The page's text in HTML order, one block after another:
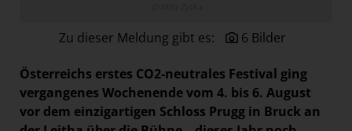
section.d
Swiss Life Select
The Companion
Zu dieser Meldung gibt es: 6 Bilder
Österreichs erstes CO2-neutrales Festival ging
vergangenes Wochenende vom 4. bis 6. August
vor dem einzigartigen Schloss Prugg in Bruck an